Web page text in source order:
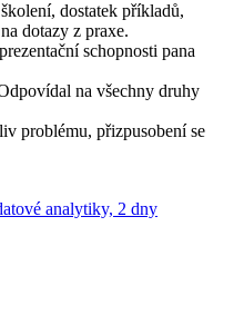
dostatek příkladů,
dotazy z praxe.
schopnosti pana
na všechny druhy
problému, přizpusobení se
analytiky, 2 dny